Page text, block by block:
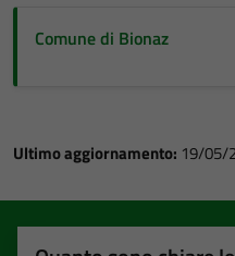
Comune di Bionaz
Ultimo aggiornamento: 19/05/